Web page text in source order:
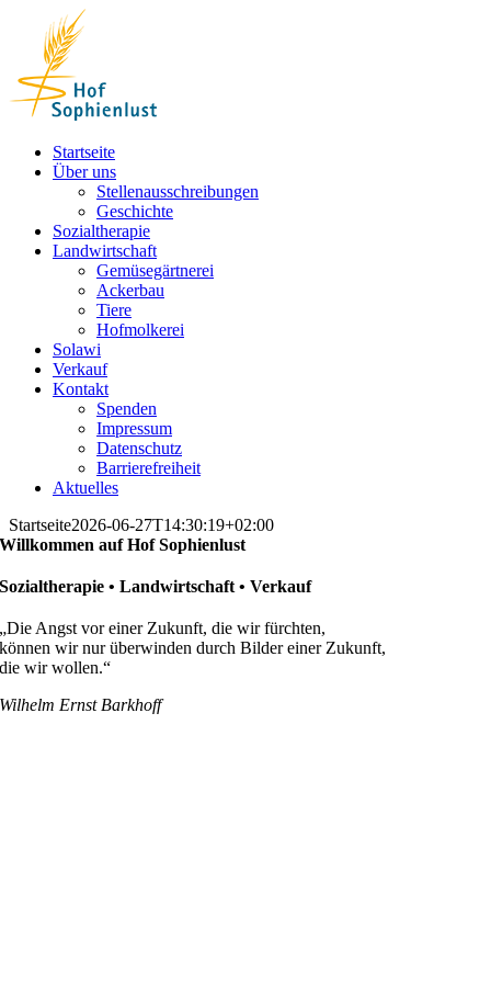
content
Startseite
Über uns
Stellenausschreibungen
Geschichte
Sozialtherapie
Landwirtschaft
Gemüsegärtnerei
Ackerbau
Tiere
Hofmolkerei
Solawi
Verkauf
Kontakt
Spenden
Impressum
Datenschutz
Barrierefreiheit
Aktuelles
Startseite2026-06-27T14:30:19+02:00
Willkommen auf Hof Sophienlust
Sozialtherapie • Landwirtschaft • Verkauf
„Die Angst vor einer Zukunft, die wir fürchten,
können wir nur überwinden durch Bilder einer Zukunft,
die wir wollen.“
Wilhelm Ernst Barkhoff